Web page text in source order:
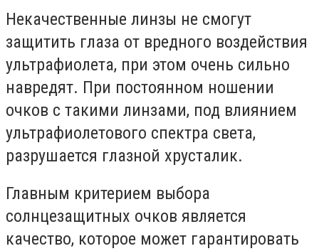
Некачественные линзы не смогут
защитить глаза от вредного воздействия
ультрафиолета, при этом очень сильно
навредят. При постоянном ношении
очков с такими линзами, под влиянием
ультрафиолетового спектра света,
разрушается глазной хрусталик.
Главным критерием выбора
солнцезащитных очков является
качество, которое может гарантировать